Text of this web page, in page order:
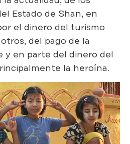
Estado de Shan, en
el dinero del turismo
del pago de la
y en parte del dinero del
la heroína.